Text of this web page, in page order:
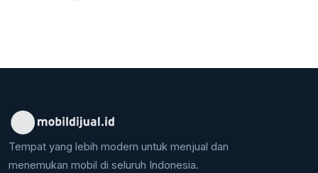
Tempat yang lebih modern untuk menjual dan
menemukan mobil di seluruh Indonesia.